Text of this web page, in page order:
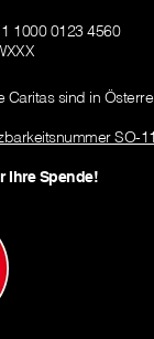
1000 0123 4560
Caritas sind in
SO-
Ihre Spende!